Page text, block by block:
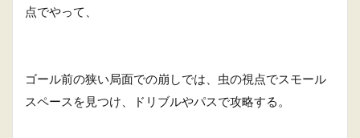
点でやって、
ゴール前の狭い局面での崩しでは、虫の視点でスモール
スペースを見つけ、ドリブルやパスで攻略する。